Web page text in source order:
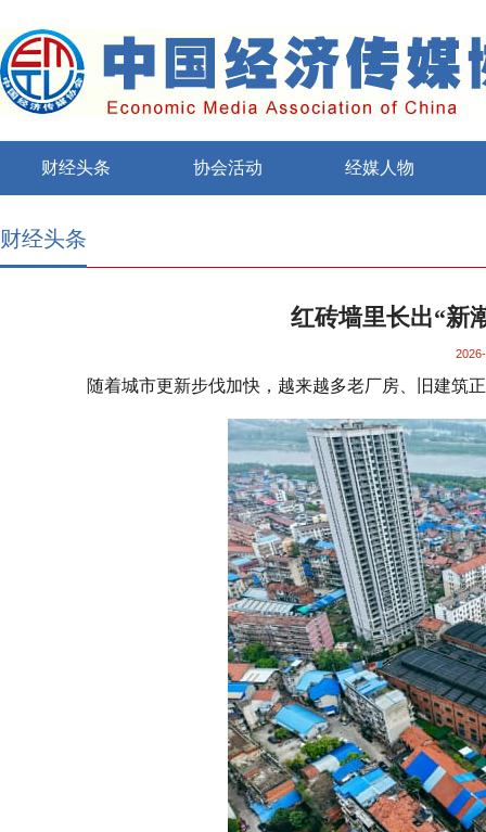
财经头条 协会活动 经媒人物
财经头条
红砖墙里长出“新
随着城市更新步伐加快，越来越多老厂房、旧建筑正